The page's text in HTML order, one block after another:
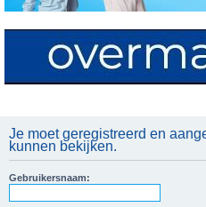
Je moet geregistreerd en
kunnen bekijken.
Gebruikersnaam: